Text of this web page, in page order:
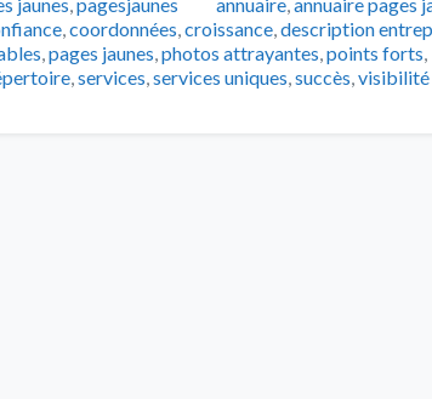
,coordonnées,croissance,description
,pages jaunes,photos attrayantes,points forts,
,services,services uniques,succès,visibilité